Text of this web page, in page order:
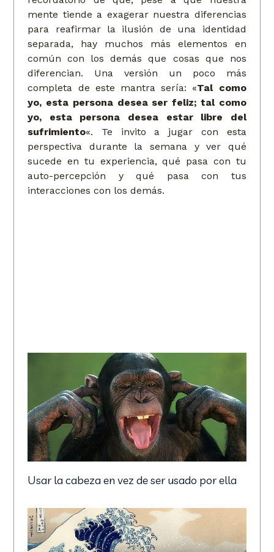
mente tiende a exagerar nuestra diferencias
para reafirmar la ilusión de una identidad
separada, hay muchos más elementos en
común con los demás que cosas que nos
diferencian. Una versión un poco más
completa de este mantra sería: «Tal como
yo, esta persona desea ser feliz; tal como
yo, esta persona desea estar libre del
sufrimiento«. Te invito a jugar con esta
perspectiva durante la semana y ver qué
sucede en tu experiencia, qué pasa con tu
auto-percepción y qué pasa con tus
interacciones con los demás.
Mindfulness y Equilibrio Emocional (MBEB)